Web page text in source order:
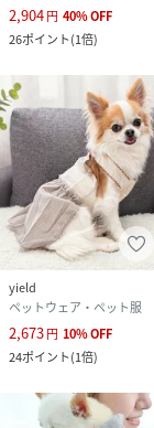
2,904円 40%OFF
26ポイント(1倍)
yield
ペットウェア・ペット服
2,673円 10%OFF
24ポイント(1倍)